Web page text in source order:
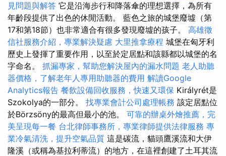
見問題與解答 它是沿海步行和降落傘的理想選擇，為所有
年齡段提供了出色的休閒活動。 藍色之旅的城堡廢墟（第
17和第18節）也非常適合有很多發現廢墟的孩子。 高雄徵
信社服務介紹，專業解決疑慮 大里推拿療程 城堡在匈牙利
歷史上發揮了重要作用，以至於定居點和該縣都以城堡的名
字命名。 抓漏專家，幫助您解決屋內的漏水問題 老人助聽
器價格，了解老年人專用助聽器的費用 解讀Google
Analytics報告 餐飲設備回收服務，快速又環保 Királyrét是
Szokolya的一部分。 找專業會計公司處理帳務 該定居點位
於Börzsöny的最高但最小的池。 可靠的辦桌外燴推薦，完
美呈現每一餐 台北律師事務所，專業律師提供法律服務 專
業冷氣清洗，提升空氣品質 這是碳流，貓頭鷹溪流和大伊
隆溪（或稱為基拉利蒂流）的地方，在這裡創建了土耳其流